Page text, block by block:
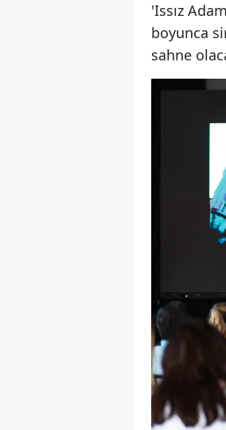
'Issız
boyunca
sahne